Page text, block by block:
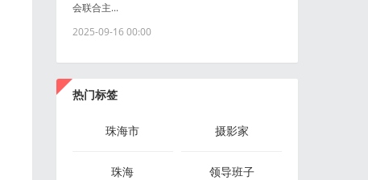
会联合主...
2025-09-16 00:00
热门标签
珠海市 摄影家
珠海 领导班子